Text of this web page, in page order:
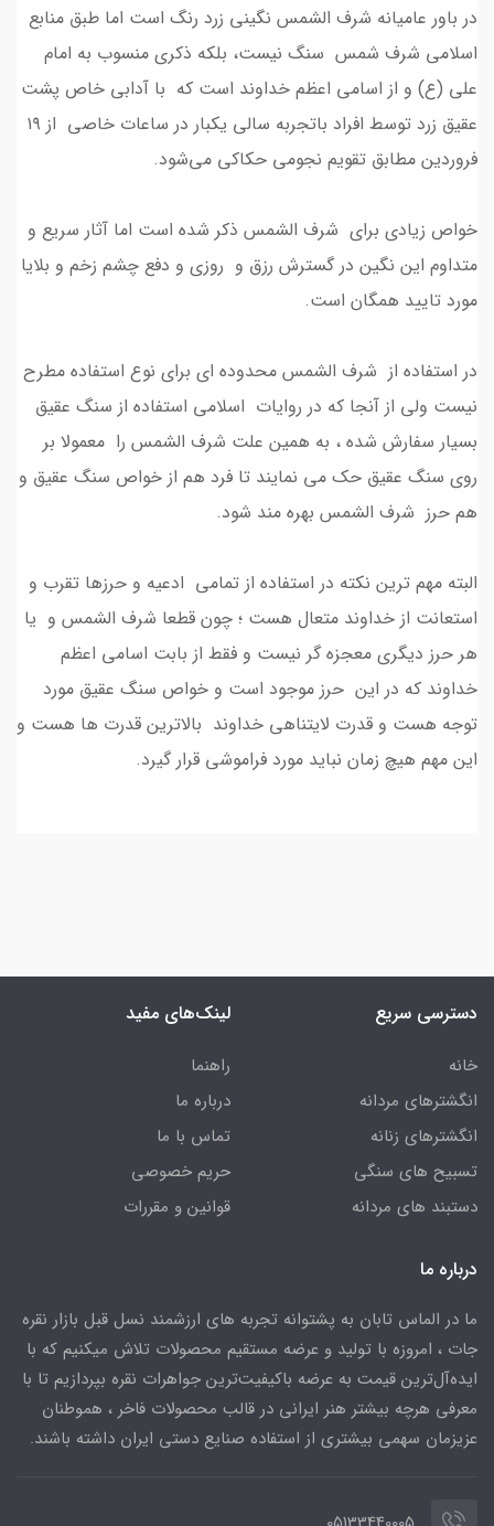
در باور عامیانه شرف الشمس نگینی زرد رنگ است اما طبق منابع
اسلامی شرف شمس سنگ نیست، بلکه ذکری منسوب به امام
علی (ع) و از اسامی اعظم خداوند است که با آدابی خاص پشت
عقیق زرد توسط افراد باتجربه سالی یکبار در ساعات خاصی از ۱۹
فروردین مطابق تقویم‌ نجومی حکاکی می‌شود.
خواص زیادی برای شرف الشمس ذکر شده است اما آثار سریع و
متداوم این نگین در گسترش رزق و روزی و دفع چشم زخم و بلایا
مورد تایید همگان است.
در استفاده از شرف الشمس محدوده ای برای نوع استفاده مطرح
نیست ولی از آنجا که در روایات اسلامی استفاده از سنگ عقیق
بسیار سفارش شده ، به همین علت شرف الشمس را معمولا بر
روی سنگ عقیق حک می نمایند تا فرد هم از خواص سنگ عقیق و
هم حرز شرف الشمس بهره مند شود.
البته مهم ترین نکته در استفاده از تمامی ادعیه و حرزها تقرب و
استعانت از خداوند متعال هست ؛ چون قطعا شرف الشمس و یا
هر حرز دیگری معجزه گر نیست و فقط از بابت اسامی اعظم
خداوند که در این حرز موجود است و خواص سنگ عقیق مورد
توجه هست و قدرت لایتناهی خداوند بالاترین قدرت ها هست و
این مهم هیچ زمان نباید مورد فراموشی قرار گیرد.
دسترسی سریع
خانه
انگشترهای مردانه
انگشترهای زنانه
تسبیح های سنگی
دستبند های مردانه
لینک‌های مفید
راهنما
درباره ما
تماس با ما
حریم خصوصی
قوانین و مقررات
درباره ما
ما در الماس تابان به پشتوانه تجربه های ارزشمند نسل قبل بازار نقره
جات ، امروزه با تولید و عرضه مستقیم محصولات تلاش میکنیم که با
ایده‌آل‌ترین قیمت به عرضه باکیفیت‌ترین جواهرات نقره بپردازیم تا با
معرفی هرچه بیشتر هنر ایرانی در قالب محصولات فاخر ، هموطنان
عزیزمان سهمی بیشتری از استفاده صنایع دستی ایران داشته باشند.